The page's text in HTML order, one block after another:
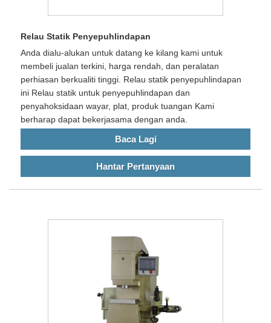
Relau Statik Penyepuhlindapan
Anda dialu-alukan untuk datang ke kilang kami untuk
membeli jualan terkini, harga rendah, dan peralatan
perhiasan berkualiti tinggi. Relau statik penyepuhlindapan
ini Relau statik untuk penyepuhlindapan dan
penyahoksidaan wayar, plat, produk tuangan Kami
berharap dapat bekerjasama dengan anda.
Baca Lagi
Hantar Pertanyaan